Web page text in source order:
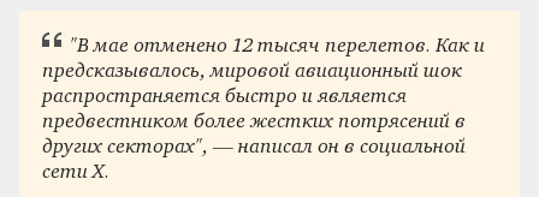
"В мае отменено 12 тысяч перелетов. Как и
предсказывалось, мировой авиационный шок
распространяется быстро и является
предвестником более жестких потрясений в
других секторах", — написал он в социальной
сети X.